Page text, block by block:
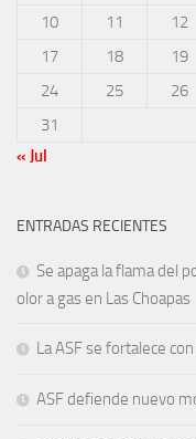
10
11 12
17
18 19
24
25 26
31
« Jul
ENTRADAS RECIENTES
Se apaga la flama del
olor a gas en Las Choapas
La ASF se fortalece
ASF defiende nuevo